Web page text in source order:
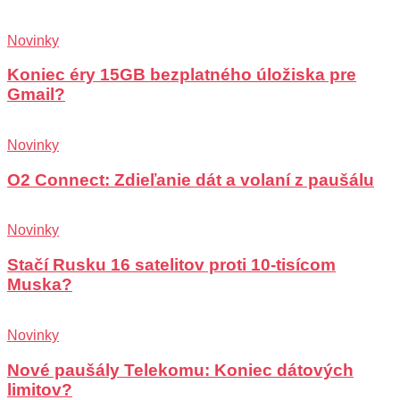
Novinky
Koniec éry 15GB bezplatného úložiska pre
Gmail?
Novinky
O2 Connect: Zdieľanie dát a volaní z paušálu
Novinky
Stačí Rusku 16 satelitov proti 10-tisícom
Muska?
Novinky
Nové paušály Telekomu: Koniec dátových
limitov?